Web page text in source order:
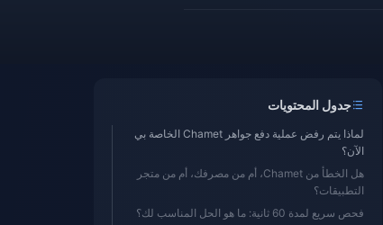
جدول المحتويات
لماذا يتم رفض عملية دفع جواهر Chamet الخاصة بي
الآن؟
هل الخطأ من Chamet، أم من مصرفك، أم من متجر
التطبيقات؟
فحص سريع لمدة 60 ثانية: ما هو الحل المناسب لك؟